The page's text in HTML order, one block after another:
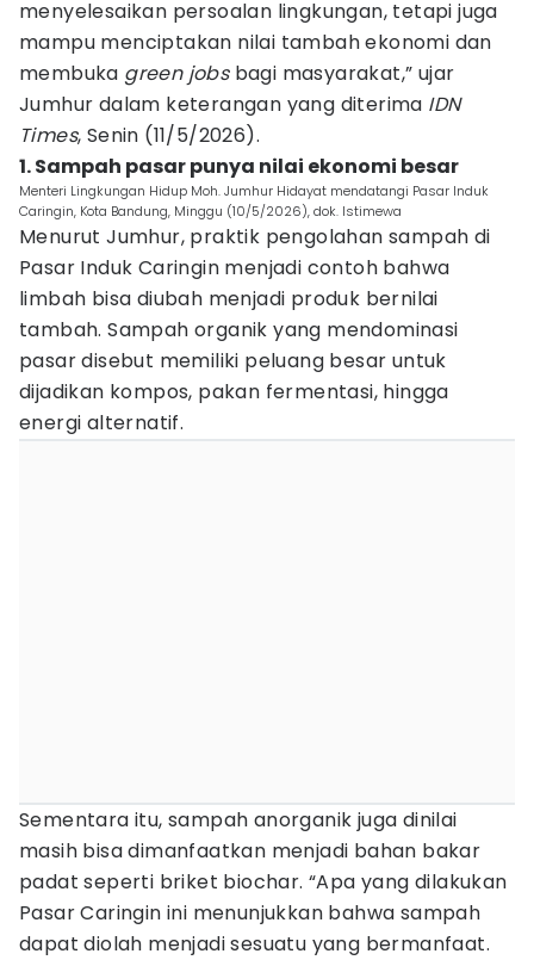
menyelesaikan persoalan lingkungan, tetapi juga
mampu menciptakan nilai tambah ekonomi dan
membuka green jobs bagi masyarakat,” ujar
Jumhur dalam keterangan yang diterima IDN
Times, Senin (11/5/2026).
1. Sampah pasar punya nilai ekonomi besar
Menteri Lingkungan Hidup Moh. Jumhur Hidayat mendatangi Pasar Induk
Caringin, Kota Bandung, Minggu (10/5/2026), dok. Istimewa
Menurut Jumhur, praktik pengolahan sampah di
Pasar Induk Caringin menjadi contoh bahwa
limbah bisa diubah menjadi produk bernilai
tambah. Sampah organik yang mendominasi
pasar disebut memiliki peluang besar untuk
dijadikan kompos, pakan fermentasi, hingga
energi alternatif.
Sementara itu, sampah anorganik juga dinilai
masih bisa dimanfaatkan menjadi bahan bakar
padat seperti briket biochar. “Apa yang dilakukan
Pasar Caringin ini menunjukkan bahwa sampah
dapat diolah menjadi sesuatu yang bermanfaat.